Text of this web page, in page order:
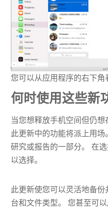
您可以从应用程序的右下角
何时使用这些新
当您想释放手机空间但仍想
此更新中的功能将派上用场
研究或报告的一部分。 在
以选择。
此更新使您可以灵活地备
台和文件类型。 您甚至可